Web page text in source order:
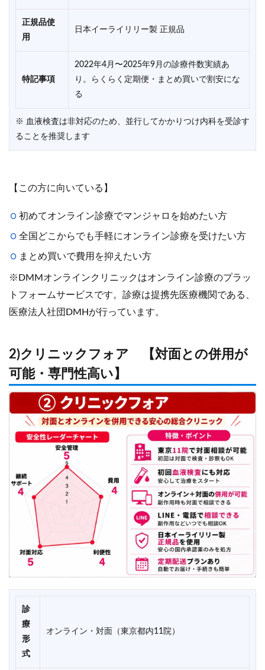
正規品使
用
日本イーライリリー製 正規品
特記事項
2022年4月〜2025年9月の診療件数実績あ
り。らくらく定期便・まとめ買いで割安にな
る
※ 血液検査は非対応のため、並行してかかりつけ内科を受診す
ることを推奨します
【この方に向いている】
初めてオンライン診療でマンジャロを始めたい方
全国どこからでも手軽にオンライン診療を受けたい方
まとめ買いで費用を抑えたい方
※DMMオンラインクリニックはオンライン診療のプラッ
トフォームサービスです。診療は提携先医療機関である、
医療法人社団DMHが行っています。
2)クリニックフォア 【対面との併用が
可能・専門性高い】
診
療
形
式
オンライン・対面（東京都内11院）